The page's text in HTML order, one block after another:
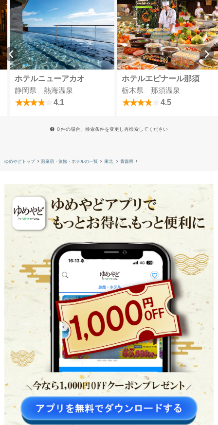
ホテルニューアカオ
静岡県 熱海温泉
4.1
ホテルエピナール那須
栃木県 那須温泉
4.5
０件の場合、検索条件を変更し再検索してください
ゆめやどトップ 温泉宿・旅館・ホテルの一覧 東北 青森県